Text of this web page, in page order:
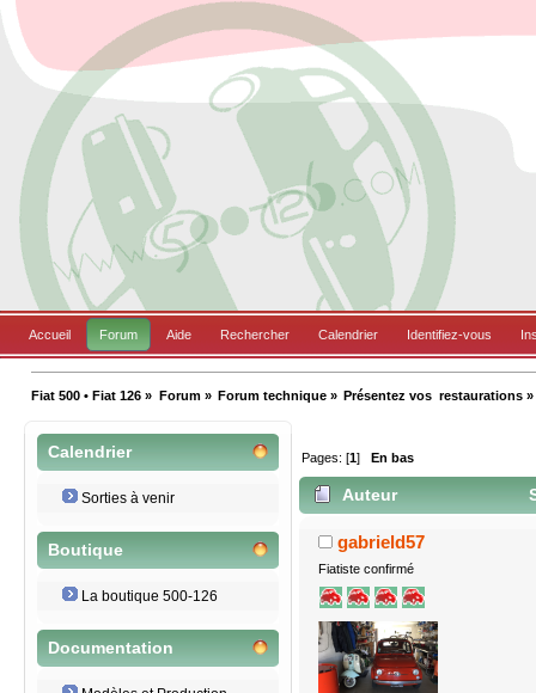
Accueil Forum Aide Rechercher Calendrier Identifiez-vous
Fiat 500 • Fiat 126 » Forum» Forum technique» Présentez vos  restaurations »
Calendrier
Sorties à venir
Boutique
La boutique 500-126
Documentation
Pages: [1] En bas
Auteur
gabrield57
Fiatiste confirmé